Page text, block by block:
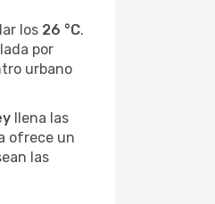
los 26 °C.
por
urbano
llena las
ofrece un
las